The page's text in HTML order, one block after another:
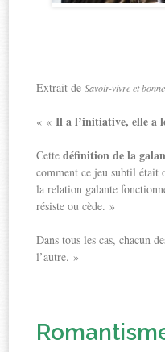
Extrait deSavoir-vivre et
« «Il a l’initiative, elle a
Cettedéfinition de la
comment ce jeu subtil était
la relation galante
résiste ou cède. »
Dans tous les cas, chacun
l’autre. »